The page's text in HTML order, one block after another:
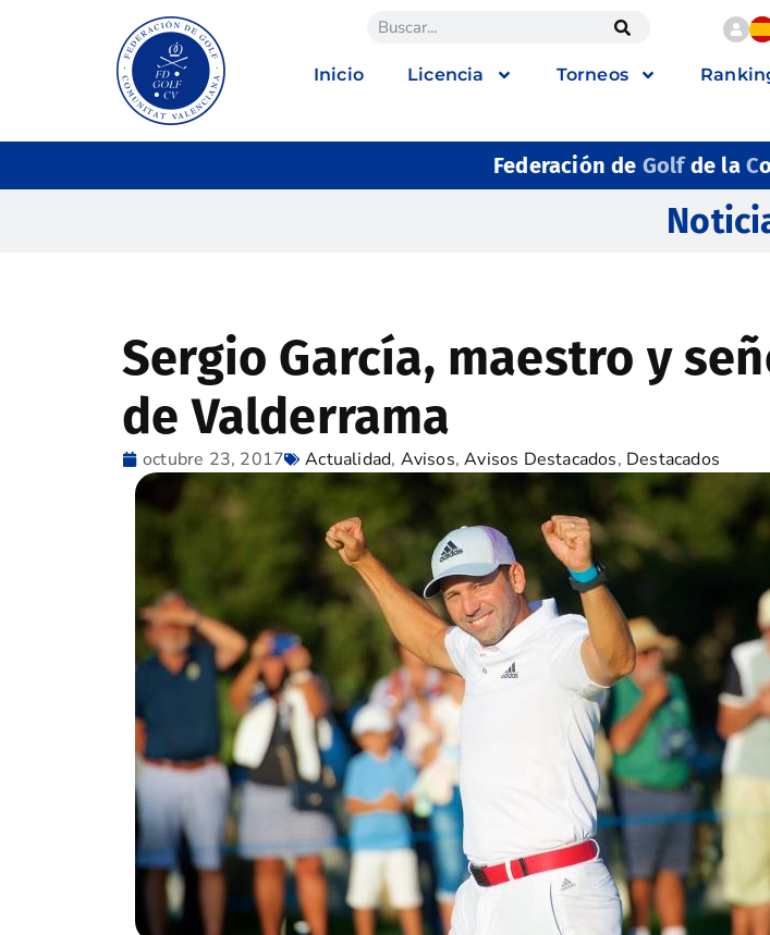
Inicio Licencia Torneos
Federación de Golfde la C
Sergio García, maestro y
de Valderrama
octubre 23, 2017 Actualidad, Avisos,Avisos Destacados, Destacados